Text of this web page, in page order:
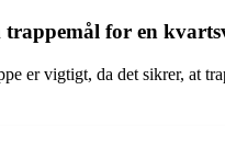
for en
er vigtigt, da det sikrer, at